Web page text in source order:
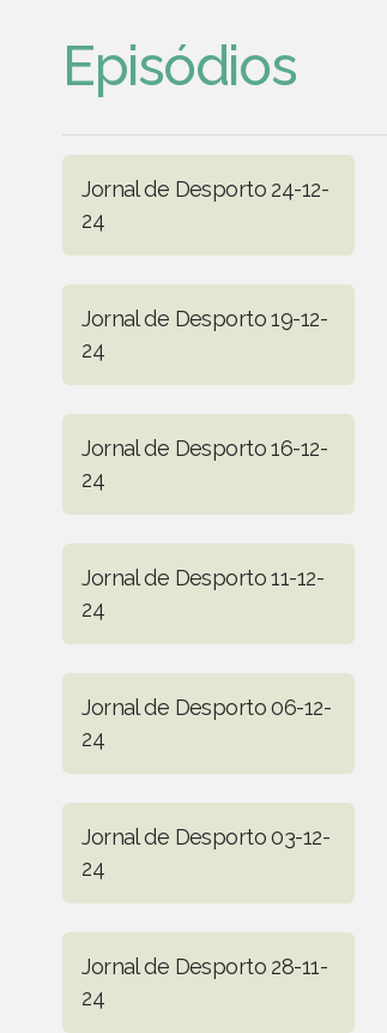
Episódios
Jornal de Desporto 24-12-
24
Jornal de Desporto 19-12-
24
Jornal de Desporto 16-12-
24
Jornal de Desporto 11-12-
24
Jornal de Desporto 06-12-
24
Jornal de Desporto 03-12-
24
Jornal de Desporto 28-11-
24